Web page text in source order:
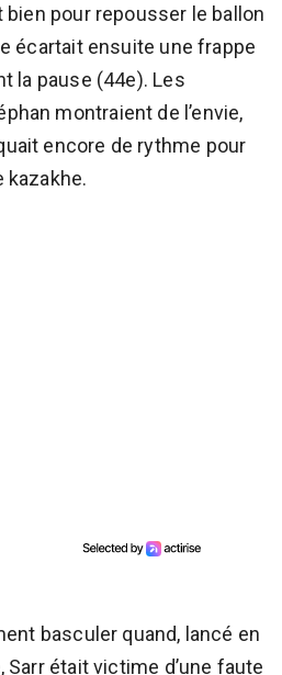
pour repousser le ballon
écartait ensuite une frappe
la pause (44e). Les
montraient de l’envie,
encore de rythme pour
kazakhe.
basculer quand, lancé en
Sarr était victime d’une faute